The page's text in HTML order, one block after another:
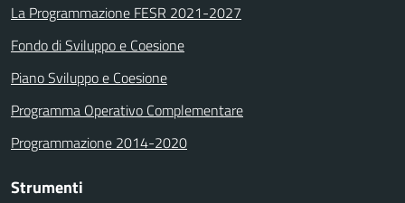
La Programmazione FESR 2021-2027
Fondo di Sviluppo e Coesione
Piano Sviluppo e Coesione
Programma Operativo Complementare
Programmazione 2014-2020
Strumenti